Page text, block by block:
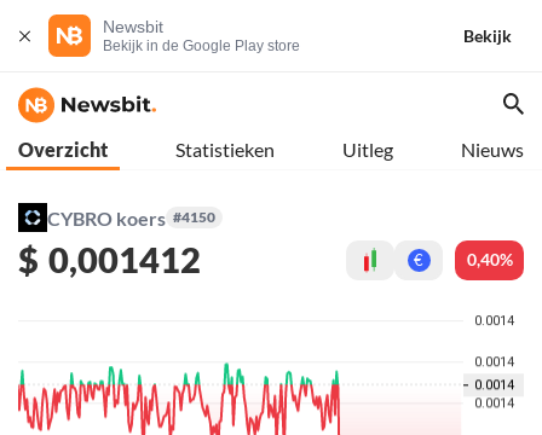
Newsbit
Bekijk in de Google Play store
Bekijk
Overzicht Statistieken Uitleg Nieuws
CYBRO koers #4150
$ 0,001412 € 0,40%